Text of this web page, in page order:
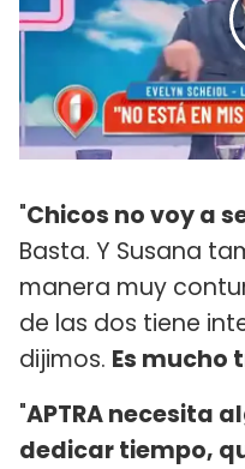
"Chicos no voy a
Basta. Y Susana
manera muy
de las dos tiene
dijimos. Es mucho
"APTRA necesita
dedicar tiempo,